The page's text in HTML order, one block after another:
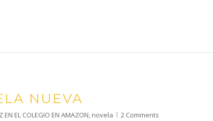
NUEVA
EN EL COLEGIO EN AMAZON, novela
2 Comments